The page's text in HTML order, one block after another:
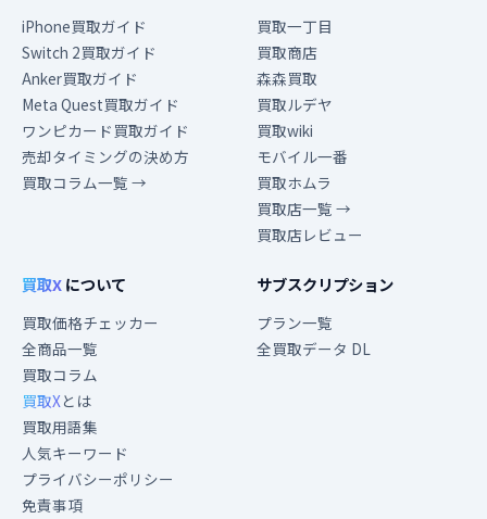
iPhone買取ガイド
Switch 2買取ガイド
Anker買取ガイド
Meta Quest買取ガイド
ワンピカード買取ガイド
売却タイミングの決め方
買取コラム一覧 →
買取一丁目
買取商店
森森買取
買取ルデヤ
買取wiki
モバイル一番
買取ホムラ
買取店一覧 →
買取店レビュー
買取Xについて
買取価格チェッカー
全商品一覧
買取コラム
買取Xとは
買取用語集
人気キーワード
プライバシーポリシー
免責事項
サブスクリプション
プラン一覧
全買取データ DL